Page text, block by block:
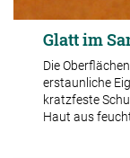
Glatt im
Die
erstaunliche
kratzfeste
Haut aus